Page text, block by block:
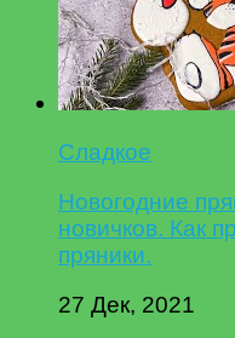
Сладкое
Новогодние
новичков. Как
пряники.
27 Дек, 2021